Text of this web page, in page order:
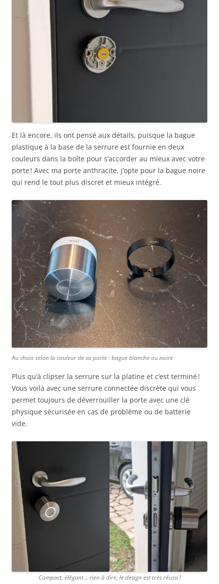
Et là encore, ils ont pensé aux détails, puisque la bague
plastique à la base de la serrure est fournie en deux
couleurs dans la boîte pour s’accorder au mieux avec votre
porte ! Avec ma porte anthracite, j’opte pour la bague noire
qui rend le tout plus discret et mieux intégré.
Au choix selon la couleur de sa porte : bague blanche ou noire
Plus qu’à clipser la serrure sur la platine et c’est terminé !
Vous voilà avec une serrure connectée discrète qui vous
permet toujours de déverrouiller la porte avec une clé
physique sécurisée en cas de problème ou de batterie
vide.
Compact, élégant… rien à dire, le design est très réussi !